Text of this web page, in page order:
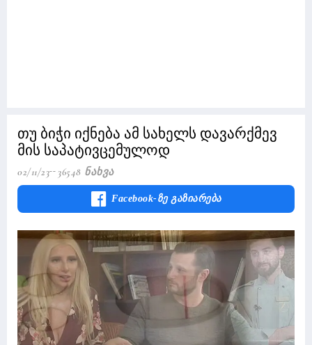
თუ ბიჭი იქნება ამ სახელს დავარქმევ
მის საპატივცემულოდ
02/11/23 36548 Ნახვა
Facebook-Ზე Გაზიარება